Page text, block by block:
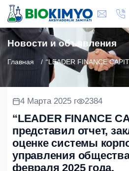
Новости и объявления
Главная “LEADER FINANCE
4 Марта 2025 г 2384
“LEADER FINANCE
представил отчет,
оценке системы
управления
февраля 2025 года.